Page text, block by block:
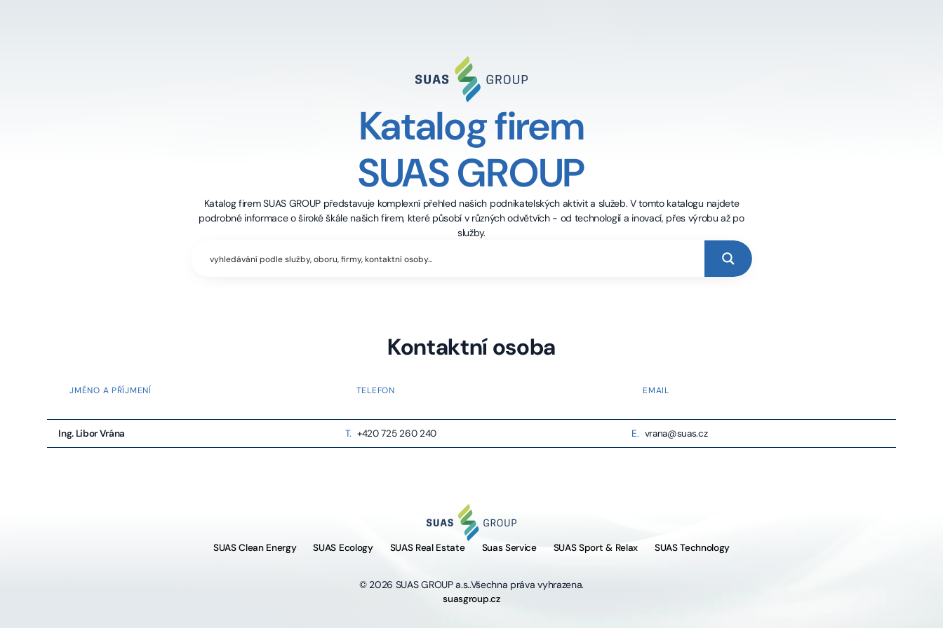
Katalog firem
SUAS GROUP
Katalog firem SUAS GROUP představuje komplexní přehled našich podnikatelských aktivit a služeb. V tomto katalogu najdete
podrobné informace o široké škále našich firem, které působí v různých odvětvích - od technologií a inovací, přes výrobu až po
služby.
Kontaktní osoba
JMÉNO A PŘÍJMENÍ TELEFON EMAIL
Ing. Libor Vrána T. +420 725 260 240 E. vrana@suas.cz
SUAS Clean Energy SUAS Ecology SUAS Real Estate Suas Service SUAS Sport & Relax SUAS Technology
© 2026 SUAS GROUP a.s..Všechna práva vyhrazena.
suasgroup.cz